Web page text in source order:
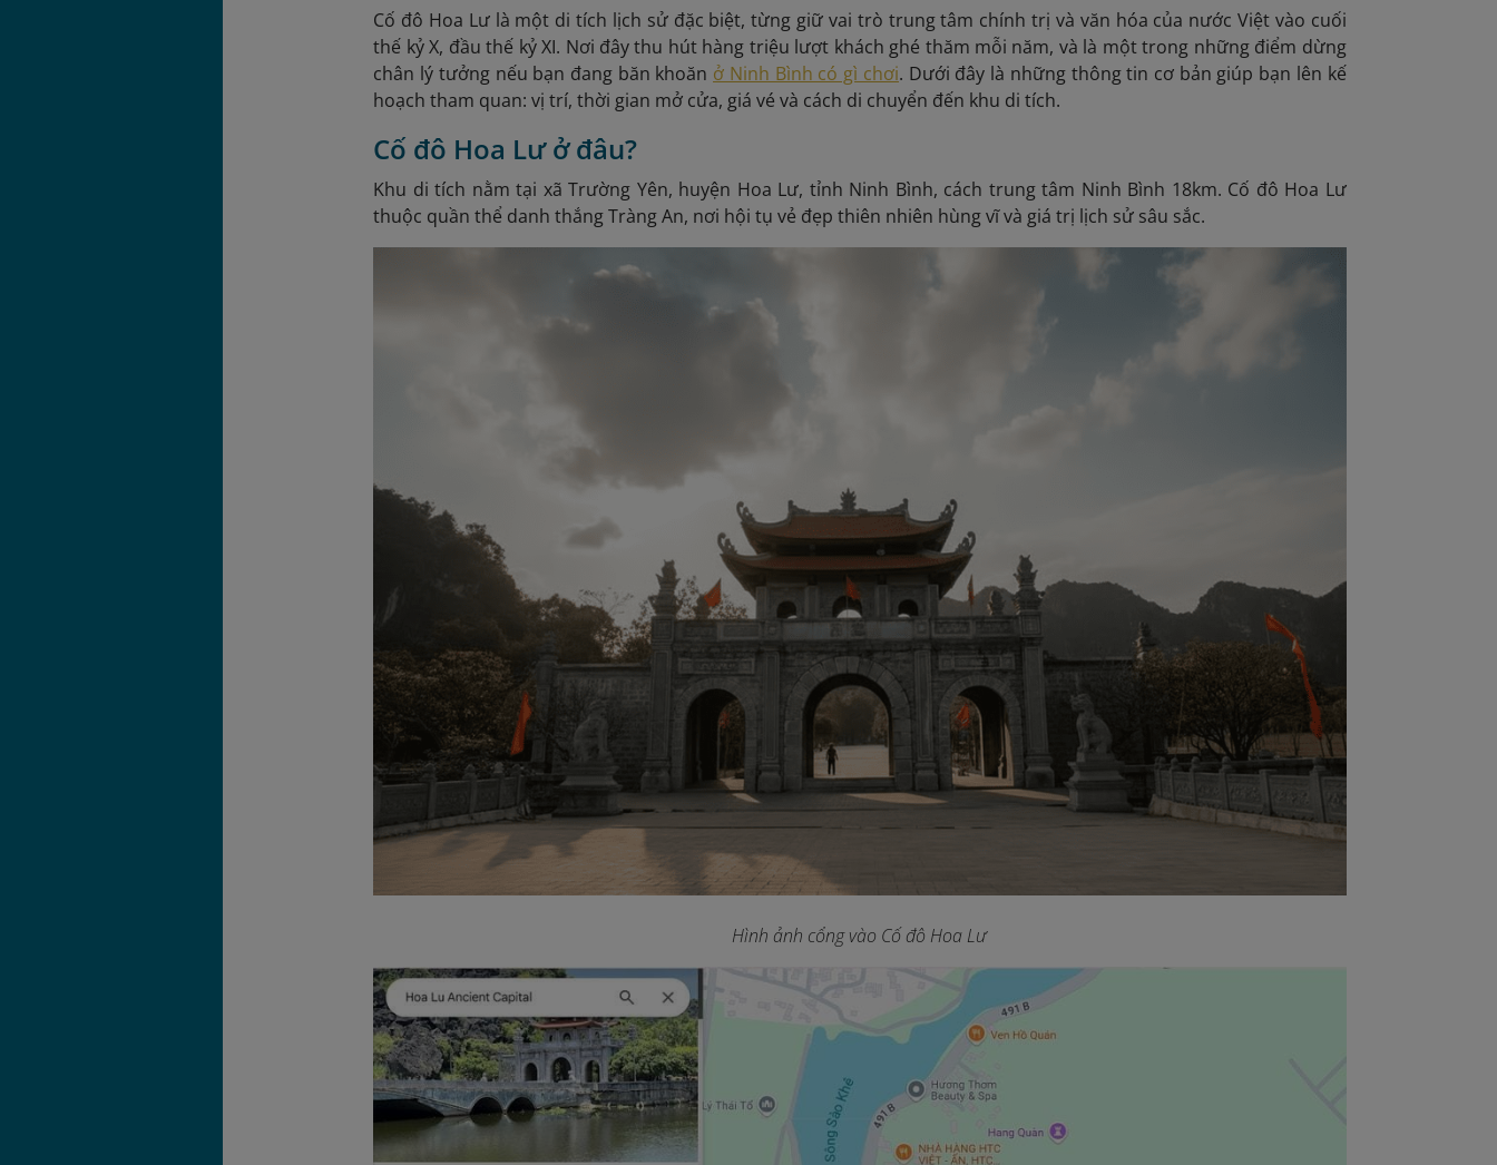
Cố đô Hoa Lư là một di tích lịch sử đặc biệt, từng giữ vai trò trung tâm chính trị và văn hóa của nước Việt vào cuối
thế kỷ X, đầu thế kỷ XI. Nơi đây thu hút hàng triệu lượt khách ghé thăm mỗi năm, và là một trong những điểm dừng
chân lý tưởng nếu bạn đang băn khoăn ở Ninh Bình có gì chơi. Dưới đây là những thông tin cơ bản giúp bạn lên kế
hoạch tham quan: vị trí, thời gian mở cửa, giá vé và cách di chuyển đến khu di tích.
Cố đô Hoa Lư ở đâu?
Khu di tích nằm tại xã Trường Yên, huyện Hoa Lư, tỉnh Ninh Bình, cách trung tâm Ninh Bình 18km. Cố đô Hoa Lư
thuộc quần thể danh thắng Tràng An, nơi hội tụ vẻ đẹp thiên nhiên hùng vĩ và giá trị lịch sử sâu sắc.
Hình ảnh cổng vào Cố đô Hoa Lư